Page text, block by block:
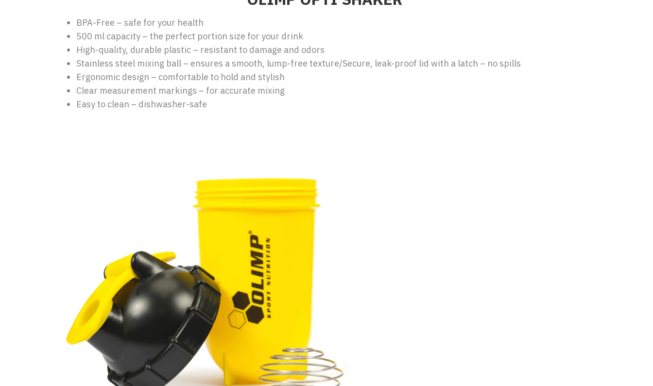
BPA-Free – safe for your health
500 ml capacity – the perfect portion size for your drink
High-quality, durable plastic – resistant to damage and odors
Stainless steel mixing ball – ensures a smooth, lump-free texture/Secure, leak-proof lid with a latch – no spills
Ergonomic design – comfortable to hold and stylish
Clear measurement markings – for accurate mixing
Easy to clean – dishwasher-safe